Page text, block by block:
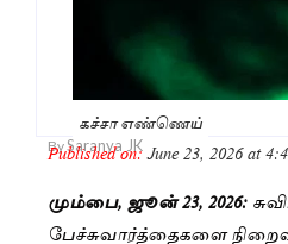
கச்சா எண்ணெய்
BySaranya JK
Published on:June 23, 2026 at
மும்பை, ஜூன் 23, 2026:
பேச்சுவார்த்தைகளை